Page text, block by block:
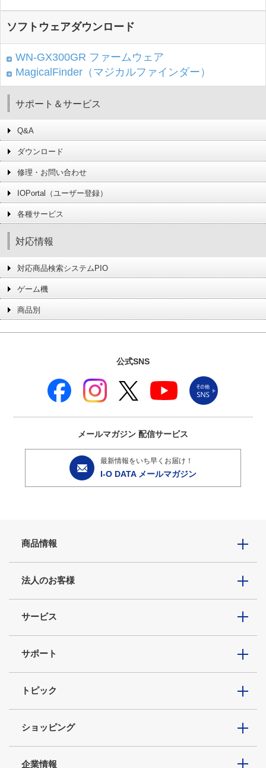
ソフトウェアダウンロード
WN-GX300GR ファームウェア
MagicalFinder（マジカルファインダー）
サポート＆サービス
Q&A
ダウンロード
修理・お問い合わせ
IOPortal（ユーザー登録）
各種サービス
対応情報
対応商品検索システムPIO
ゲーム機
商品別
公式SNS
メールマガジン 配信サービス
最新情報をいち早くお届け！
I-O DATA メールマガジン
商品情報
法人のお客様
サービス
サポート
トピック
ショッピング
企業情報